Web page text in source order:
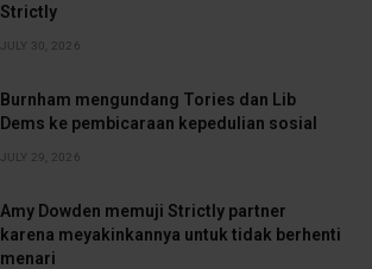
Strictly
JULY 30, 2026
Burnham mengundang Tories dan Lib
Dems ke pembicaraan kepedulian sosial
JULY 29, 2026
Amy Dowden memuji Strictly partner
karena meyakinkannya untuk tidak berhenti
menari